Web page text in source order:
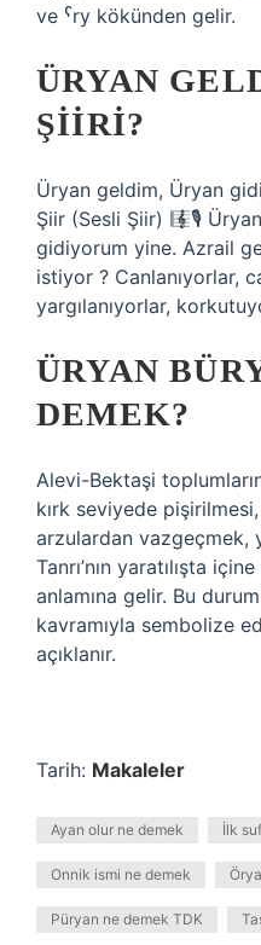
ve ˁry kökünden gelir.
ÜRYAN
ŞIIRI?
Üryan geldim, Üryan
Şiir (Sesli Şiir)
🎙
gidiyorum yine. Azrail
istiyor ? Canlanıyorlar,
yargılanıyorlar,
ÜRYAN
DEMEK?
Alevi-Bektaşi
kırk seviyede
arzulardan vazgeçmek,
Tanrı’nın yaratılışta
anlamına gelir. Bu
kavramıyla sembolize
açıklanır.
Tarih: Makaleler
Ayan olur ne demek İlk
Onnik ismi ne demek
Püryan ne demek TDK